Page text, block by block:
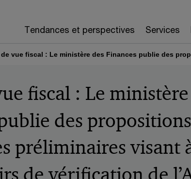
Tendances et perspectives Services
vue fiscal : Le ministère des Finances publie des
fiscal : Le
des propositions
préliminaires visant
de vérification de